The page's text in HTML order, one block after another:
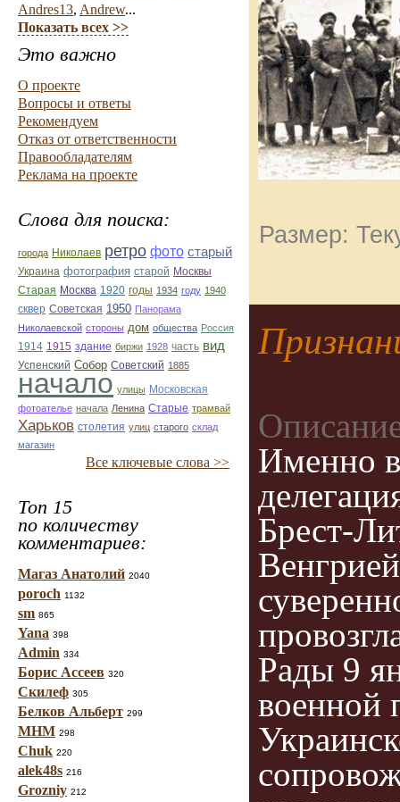
Andres13, Andrew...
Показать всех >>
Это важно
О проекте
Вопросы и ответы
Рекомендуем
Отказ от ответственности
Правообладателям
Реклама на проекте
Слова для поиска:
города Николаев ретро фото старый
Украина фотография старой Москвы
Старая Москва 1920 годы 1934 году 1940
сквер Советская 1950 Панорама
Николаевской стороны дом общества Россия
1914 1915 здание биржи 1928 часть вид
Успенский Собор Советский 1885
начало улицы Московская
фотоателье начала Ленина Старые трамвай
Харьков столетия улиц старого склад
магазин
Все ключевые слова >>
Топ 15
по количеству
комментариев:
Магаз Анатолий 2040
poroch 1132
sm 865
Yana 398
Admin 334
Борис Ассеев 320
Скилеф 305
Белков Альберт 299
МНМ 298
Chuk 220
alek48s 216
Grozniy 212
Размер:
Именно
Брест-
Рады 9
военной